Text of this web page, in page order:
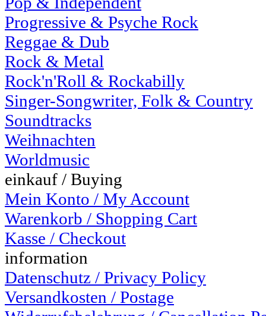
Progressive & Psyche Rock
Reggae & Dub
Rock & Metal
Rock'n'Roll & Rockabilly
Singer-Songwriter, Folk & Country
Soundtracks
Weihnachten
Worldmusic
einkauf / Buying
Mein Konto / My Account
Warenkorb / Shopping Cart
Kasse / Checkout
information
Datenschutz / Privacy Policy
Versandkosten / Postage